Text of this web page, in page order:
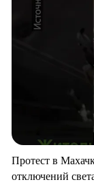
Протест в
отключений